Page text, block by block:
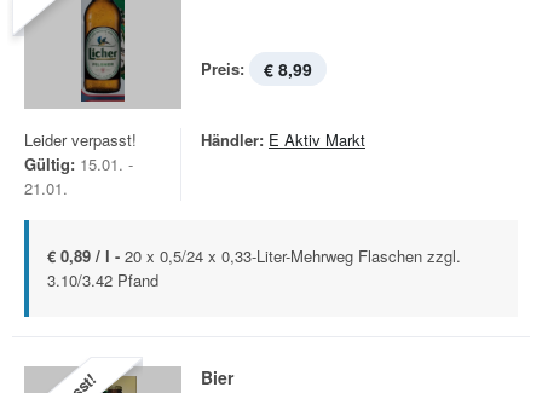
Preis: € 8,99
Leider verpasst!
Gültig: 15.01. -
21.01.
Händler: E Aktiv Markt
€ 0,89 / l - 20 x 0,5/24 x 0,33-Liter-Mehrweg Flaschen zzgl.
3.10/3.42 Pfand
Bier